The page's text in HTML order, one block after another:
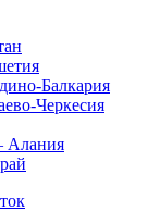
Балкария
Черкесия
Алания